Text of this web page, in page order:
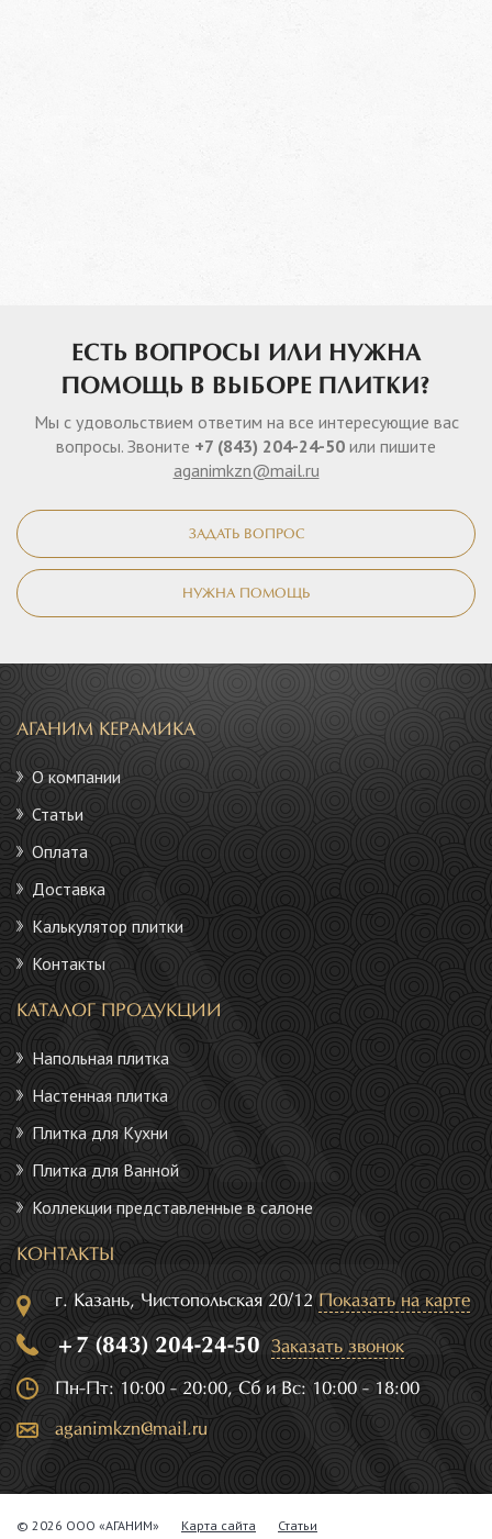
ЕСТЬ ВОПРОСЫ ИЛИ НУЖНА
ПОМОЩЬ В ВЫБОРЕ ПЛИТКИ?
Мы с удовольствием ответим на все интересующие вас
вопросы. Звоните +7 (843) 204-24-50 или пишите
aganimkzn@mail.ru
ЗАДАТЬ ВОПРОС
НУЖНА ПОМОЩЬ
АГАНИМ КЕРАМИКА
О компании
Статьи
Оплата
Доставка
Калькулятор плитки
Контакты
КАТАЛОГ ПРОДУКЦИИ
Напольная плитка
Настенная плитка
Плитка для Кухни
Плитка для Ванной
Коллекции представленные в салоне
КОНТАКТЫ
г. Казань, Чистопольская 20/12 Показать на карте
+7 (843) 204-24-50 Заказать звонок
Пн-Пт: 10:00 - 20:00, Сб и Вс: 10:00 - 18:00
aganimkzn@mail.ru
© 2026 ООО «АГАНИМ» Карта сайта Статьи